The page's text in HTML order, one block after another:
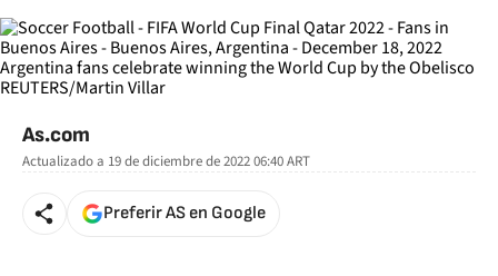
As.com
Actualizado a 19 de diciembre de 2022 06:40ART
Preferir AS en Google